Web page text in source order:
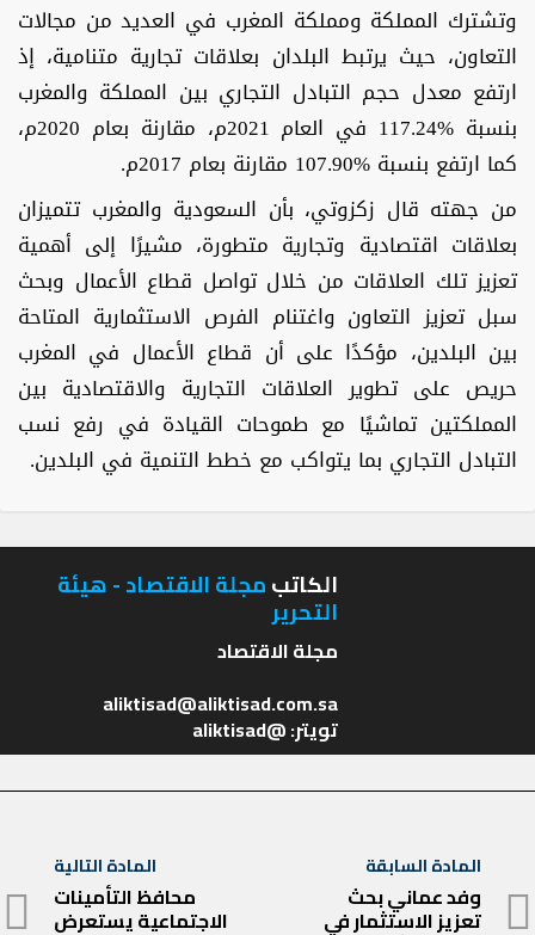
وتشترك المملكة ومملكة المغرب في العديد من مجالات
التعاون، حيث يرتبط البلدان بعلاقات تجارية متنامية، إذ
ارتفع معدل حجم التبادل التجاري بين المملكة والمغرب
بنسبة %117.24 في العام 2021م، مقارنة بعام 2020م،
كما ارتفع بنسبة %107.90 مقارنة بعام 2017م.
من جهته قال زكزوتي، بأن السعودية والمغرب تتميزان
بعلاقات اقتصادية وتجارية متطورة، مشيرًا إلى أهمية
تعزيز تلك العلاقات من خلال تواصل قطاع الأعمال وبحث
سبل تعزيز التعاون واغتنام الفرص الاستثمارية المتاحة
بين البلدين، مؤكدًا على أن قطاع الأعمال في المغرب
حريص على تطوير العلاقات التجارية والاقتصادية بين
المملكتين تماشيًا مع طموحات القيادة في رفع نسب
التبادل التجاري بما يتواكب مع خطط التنمية في البلدين.
الكاتبمجلة الاقتصاد - هيئة
التحرير
تويتر: @aliktisad
تصفّح
المقالات
المادة السابقة
المادة
السابقة
وفد عماني بحث
تعزيز الاستثمار في
المادة التالية
المادة
التالية
محافظ التأمينات
الاجتماعية يستعرض